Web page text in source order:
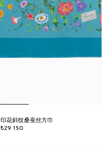
印花斜纹桑蚕丝方巾
₺29.150